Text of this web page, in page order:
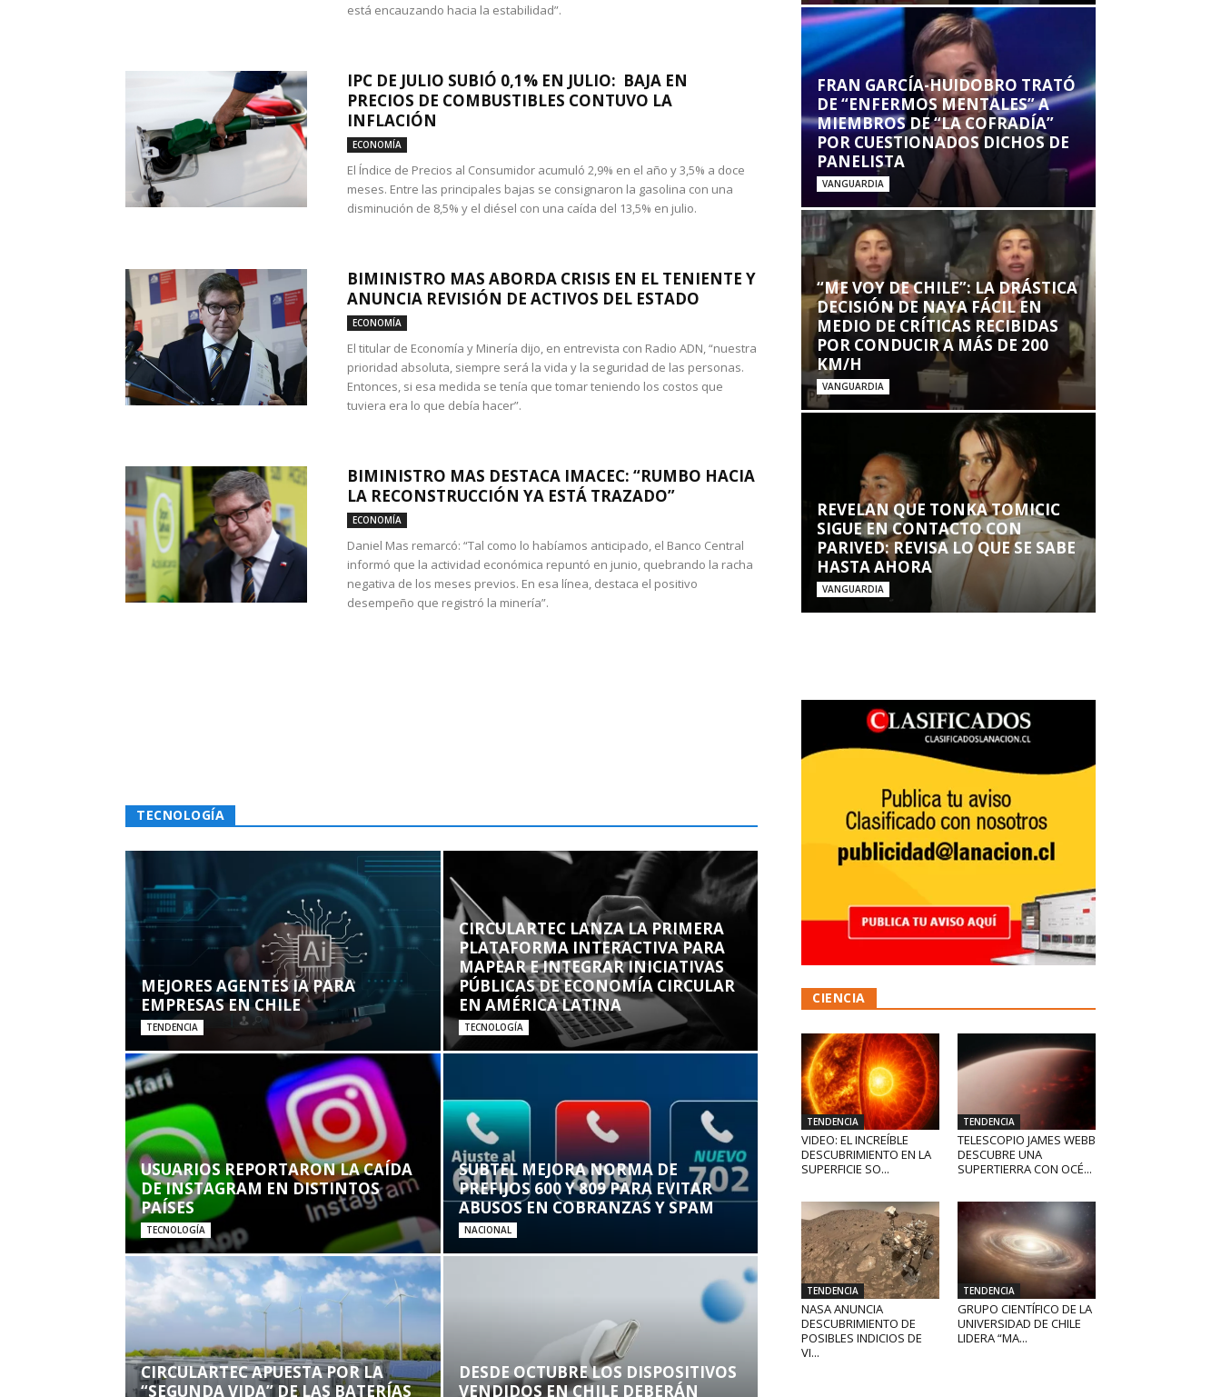
está encauzando hacia la estabilidad”.
IPC DE JULIO SUBIÓ 0,1% EN JULIO: BAJA EN
PRECIOS DE COMBUSTIBLES CONTUVO LA
INFLACIÓN
ECONOMÍA
El Índice de Precios al Consumidor acumuló 2,9% en el año y 3,5% a doce
meses. Entre las principales bajas se consignaron la gasolina con una
disminución de 8,5% y el diésel con una caída del 13,5% en julio.
BIMINISTRO MAS ABORDA CRISIS EN EL TENIENTE Y
ANUNCIA REVISIÓN DE ACTIVOS DEL ESTADO
ECONOMÍA
El titular de Economía y Minería dijo, en entrevista con Radio ADN, “nuestra
prioridad absoluta, siempre será la vida y la seguridad de las personas.
Entonces, si esa medida se tenía que tomar teniendo los costos que
tuviera era lo que debía hacer”.
BIMINISTRO MAS DESTACA IMACEC: “RUMBO HACIA
LA RECONSTRUCCIÓN YA ESTÁ TRAZADO”
ECONOMÍA
Daniel Mas remarcó: “Tal como lo habíamos anticipado, el Banco Central
informó que la actividad económica repuntó en junio, quebrando la racha
negativa de los meses previos. En esa línea, destaca el positivo
desempeño que registró la minería”.
TECNOLOGÍA
MEJORES AGENTES IA PARA
EMPRESAS EN CHILE
TENDENCIA
CIRCULARTEC LANZA LA PRIMERA
PLATAFORMA INTERACTIVA PARA
MAPEAR E INTEGRAR INICIATIVAS
PÚBLICAS DE ECONOMÍA CIRCULAR
EN AMÉRICA LATINA
TECNOLOGÍA
USUARIOS REPORTARON LA CAÍDA
DE INSTAGRAM EN DISTINTOS
PAÍSES
TECNOLOGÍA
SUBTEL MEJORA NORMA DE
PREFIJOS 600 Y 809 PARA EVITAR
ABUSOS EN COBRANZAS Y SPAM
NACIONAL
CIRCULARTEC APUESTA POR LA
“SEGUNDA VIDA” DE LAS BATERÍAS
DESDE OCTUBRE LOS DISPOSITIVOS
VENDIDOS EN CHILE DEBERÁN
FRAN GARCÍA-HUIDOBRO TRATÓ
DE “ENFERMOS MENTALES” A
MIEMBROS DE “LA COFRADÍA”
POR CUESTIONADOS DICHOS DE
PANELISTA
VANGUARDIA
“ME VOY DE CHILE”: LA DRÁSTICA
DECISIÓN DE NAYA FÁCIL EN
MEDIO DE CRÍTICAS RECIBIDAS
POR CONDUCIR A MÁS DE 200
KM/H
VANGUARDIA
REVELAN QUE TONKA TOMICIC
SIGUE EN CONTACTO CON
PARIVED: REVISA LO QUE SE SABE
HASTA AHORA
VANGUARDIA
CIENCIA
TENDENCIA
VIDEO: EL INCREÍBLE
DESCUBRIMIENTO EN LA
SUPERFICIE SO...
TENDENCIA
TELESCOPIO JAMES WEBB
DESCUBRE UNA
SUPERTIERRA CON OCÉ...
TENDENCIA
NASA ANUNCIA
DESCUBRIMIENTO DE
POSIBLES INDICIOS DE
VI...
TENDENCIA
GRUPO CIENTÍFICO DE LA
UNIVERSIDAD DE CHILE
LIDERA “MA...